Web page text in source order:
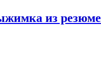
из резюме